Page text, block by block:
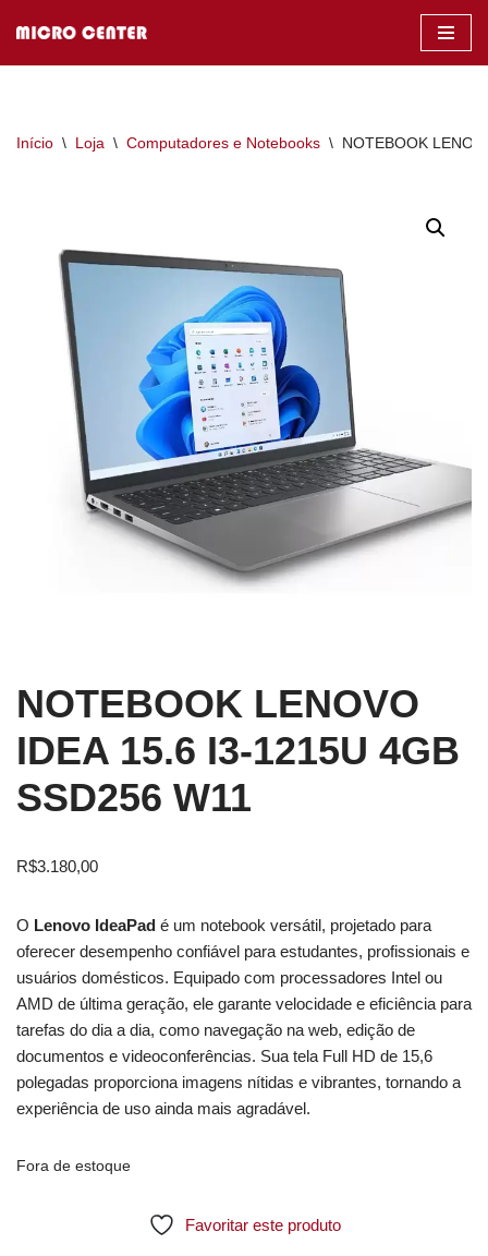
conteúdo
Início \ Loja \ Computadores e Notebooks \ NOTEBOOK
NOTEBOOK LENOVO
IDEA 15.6 I3-1215U 4GB
SSD256 W11
R$3.180,00
O Lenovo IdeaPad é um notebook versátil, projetado para
oferecer desempenho confiável para estudantes, profissionais e
usuários domésticos. Equipado com processadores Intel ou
AMD de última geração, ele garante velocidade e eficiência para
tarefas do dia a dia, como navegação na web, edição de
documentos e videoconferências. Sua tela Full HD de 15,6
polegadas proporciona imagens nítidas e vibrantes, tornando a
experiência de uso ainda mais agradável.
Fora de estoque
Favoritar este produto